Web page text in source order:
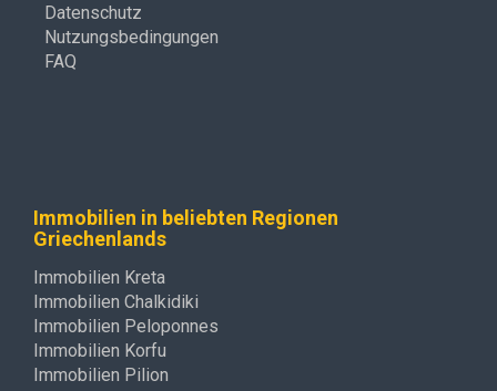
Datenschutz
Nutzungsbedingungen
FAQ
Immobilien in beliebten Regionen
Griechenlands
Immobilien Kreta
Immobilien Chalkidiki
Immobilien Peloponnes
Immobilien Korfu
Immobilien Pilion